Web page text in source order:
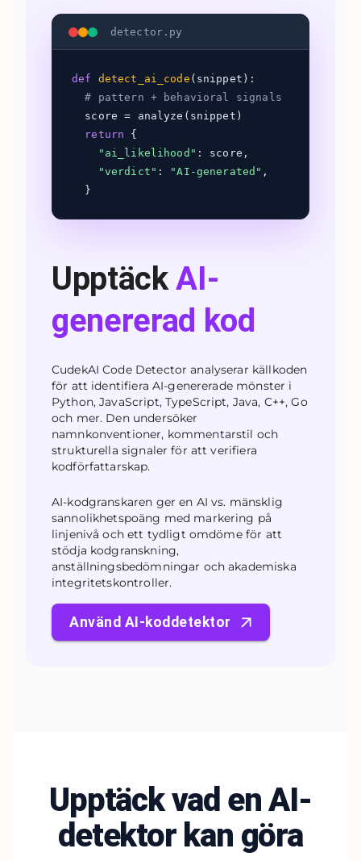
detector.py
def detect_ai_code (snippet):
# pattern + behavioral signals
score = analyze(snippet)
return
{
"ai_likelihood" : score,
"verdict" : "AI-generated" ,
}
Upptäck AI-
genererad kod
CudekAI Code Detector analyserar källkoden
för att identifiera AI-genererade mönster i
Python, JavaScript, TypeScript, Java, C++, Go
och mer. Den undersöker
namnkonventioner, kommentarstil och
strukturella signaler för att verifiera
kodförfattarskap.
AI-kodgranskaren ger en AI vs. mänsklig
sannolikhetspoäng med markering på
linjenivå och ett tydligt omdöme för att
stödja kodgranskning,
anställningsbedömningar och akademiska
integritetskontroller.
Använd AI-koddetektor
Upptäck vad en AI-
detektor kan göra